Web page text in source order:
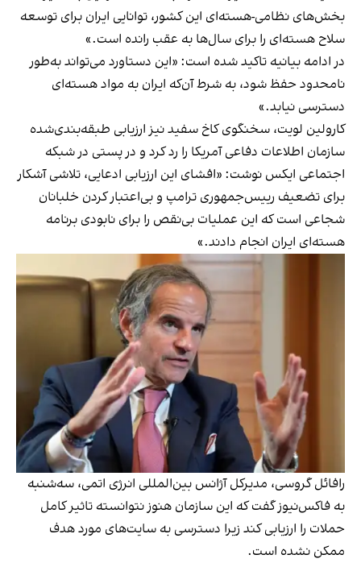
بخش‌های نظامی-هسته‌ای این کشور، توانایی ایران برای توسعه
سلاح هسته‌ای را برای سال‌ها به عقب رانده است.»
در ادامه بیانیه تاکید شده است: «این دستاورد می‌تواند به‌طور
نامحدود حفظ شود، به شرط آن‌که ایران به مواد هسته‌ای
دسترسی نیابد.»
کارولین لویت، سخنگوی کاخ سفید نیز ارزیابی طبقه‌بندی‌شده
سازمان اطلاعات دفاعی آمریکا را رد کرد و در پستی در شبکه
اجتماعی ایکس نوشت: «افشای این ارزیابی ادعایی، تلاشی آشکار
برای تضعیف رییس‌جمهوری ترامپ و بی‌اعتبار کردن خلبانان
شجاعی است که این عملیات بی‌نقص را برای نابودی برنامه
هسته‌ای ایران انجام دادند.»
رافائل گروسی، مدیرکل آژانس بین‌المللی انرژی اتمی، سه‌شنبه
به فاکس‌نیوز گفت که این سازمان هنوز نتوانسته تاثیر کامل
حملات را ارزیابی کند زیرا دسترسی به سایت‌های مورد هدف
ممکن نشده است.